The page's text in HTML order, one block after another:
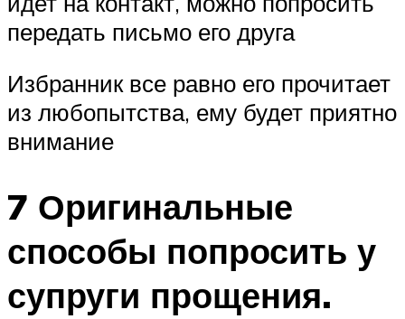
передать письмо его друга
Избранник все равно его прочитает
из любопытства, ему будет приятно
внимание
7 Оригинальные
способы попросить у
супруги прощения.